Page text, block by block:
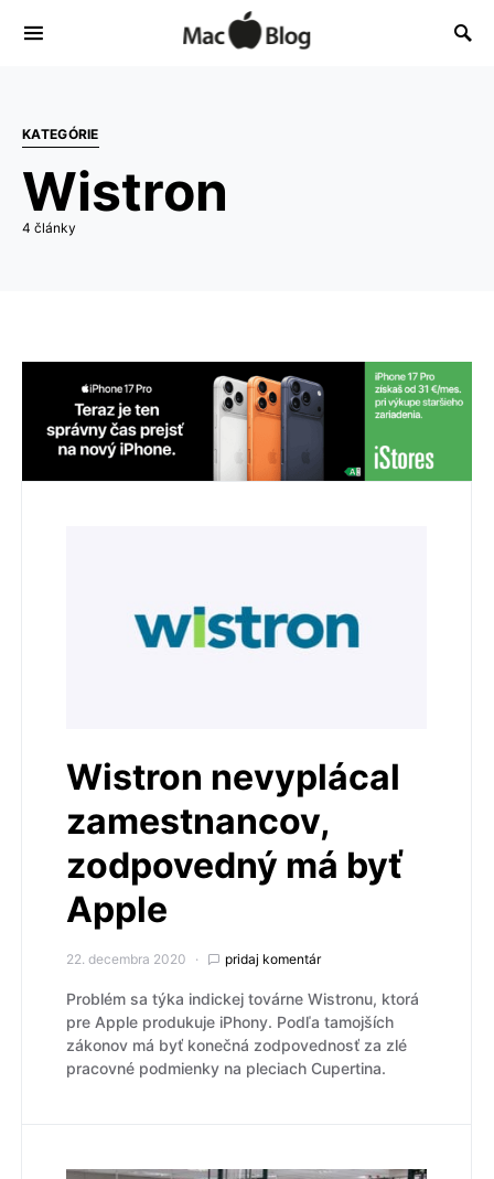
KATEGÓRIE
Wistron
4 články
Wistron nevyplácal
zamestnancov,
zodpovedný má byť
Apple
22. decembra 2020 pridaj komentár
Problém sa týka indickej továrne Wistronu, ktorá
pre Apple produkuje iPhony. Podľa tamojších
zákonov má byť konečná zodpovednosť za zlé
pracovné podmienky na pleciach Cupertina.